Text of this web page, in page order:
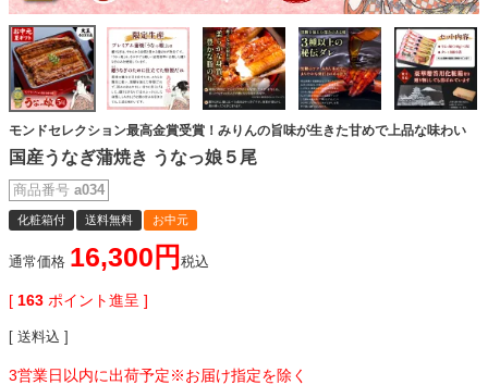
モンドセレクション最高金賞受賞！みりんの旨味が生きた甘めで上品な味わい
国産うなぎ蒲焼き うなっ娘５尾
商品番号 a034
化粧箱付 送料無料 お中元
通常価格 16,300 税込
[ 163 ポイント進呈 ]
送料込
3営業日以内に出荷予定※お届け指定を除く